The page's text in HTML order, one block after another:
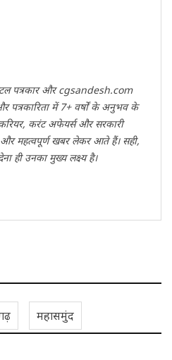
पत्रकार और cgsandesh.com
पत्रकारिता में 7+ वर्षों के अनुभव के
करंट अफेयर्स और सरकारी
महत्वपूर्ण खबर लेकर आते हैं। सही,
ही उनका मुख्य लक्ष्य है।
महासमुंद